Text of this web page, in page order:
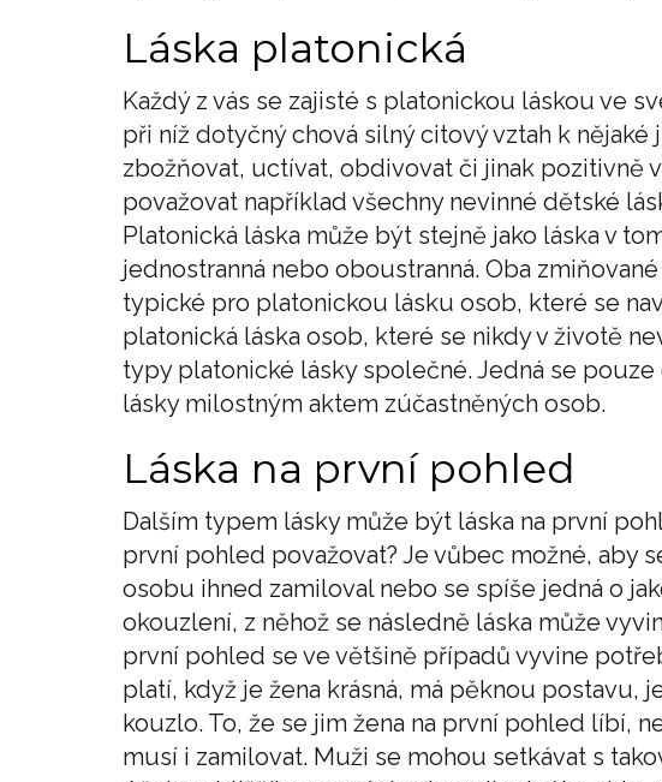
Láska platonická
Každý z vás se zajisté s platonickou láskou ve
při níž dotyčný chová silný citový vztah k
zbožňovat, uctívat, obdivovat či jinak pozitivně
považovat například všechny nevinné dětské
Platonická láska může být stejně jako láska v
jednostranná nebo oboustranná. Oba
typické pro platonickou lásku osob, které se
platonická láska osob, které se nikdy v životě
typy platonické lásky společné. Jedná se
lásky milostným aktem zúčastněných osob.
Láska na první pohled
Dalším typem lásky může být láska na první
první pohled považovat? Je vůbec možné, aby
osobu ihned zamiloval nebo se spíše jedná o
okouzlení, z něhož se následně láska může
první pohled se ve většině případů vyvine
platí, když je žena krásná, má pěknou postavu,
kouzlo. To, že se jim žena na první pohled líbí,
musí i zamilovat. Muži se mohou setkávat s